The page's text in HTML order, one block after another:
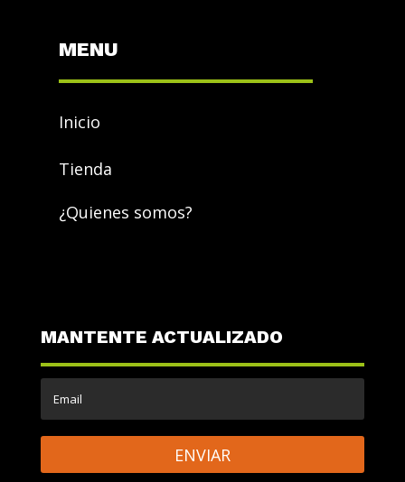
MENU
Inicio
Tienda
¿Quienes somos?
MANTENTE ACTUALIZADO
ENVIAR